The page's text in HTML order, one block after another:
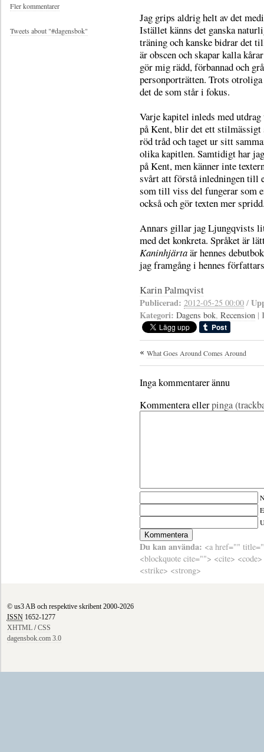
Jag grips aldrig helt av det
Istället känns det ganska
träning och kanske bidrar det
är obscen och skapar kalla
gör mig rädd, förbannad och
personporträtten. Trots
det de som står i fokus.
Varje kapitel inleds med
på Kent, blir det ett stilmässigt
röd tråd och taget ur sitt
olika kapitlen. Samtidigt har
på Kent, men känner inte
svårt att förstå inledningen till
som till viss del fungerar som
också och gör texten mer
Annars gillar jag Ljungqvists
med det konkreta. Språket är
Kaninhjärtaär hennes
jag framgång i hennes
Karin Palmqvist
Publicerad: 2012-05-25 00:00 /
Kategori: Dagens bok, Recension |
What Goes Around Comes Around
Inga kommentarer ännu
Kommentera ellerpinga
Du kan använda: <a href=""
<blockquote cite=""> <cite>
<strike> <strong>
Fler kommentarer
Tweets about "#dagensbok"
© us3 AB och respektive skribent 2000-2026
ISSN1652-1277
XHTML/CSS
dagensbok.com 3.0